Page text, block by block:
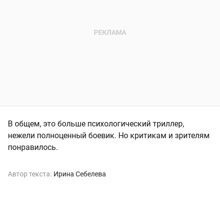
В общем, это больше психологический триллер,
нежели полноценный боевик. Но критикам и зрителям
понравилось.
Автор текста: Ирина Себелева